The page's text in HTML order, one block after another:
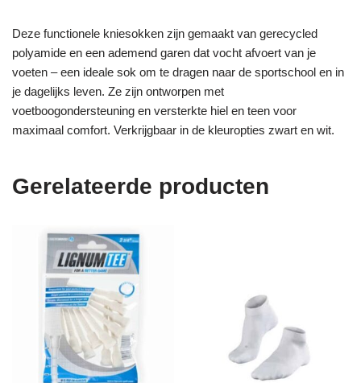
Deze functionele kniesokken zijn gemaakt van gerecycled
polyamide en een ademend garen dat vocht afvoert van je
voeten – een ideale sok om te dragen naar de sportschool en in
je dagelijks leven. Ze zijn ontworpen met
voetboogondersteuning en versterkte hiel en teen voor
maximaal comfort. Verkrijgbaar in de kleuropties zwart en wit.
Gerelateerde producten